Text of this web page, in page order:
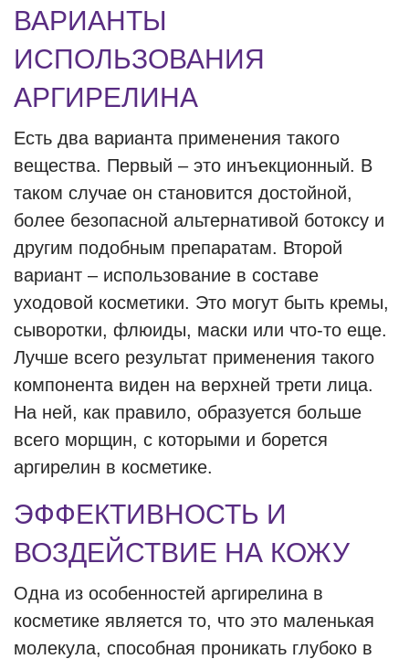
ВАРИАНТЫ
ИСПОЛЬЗОВАНИЯ
АРГИРЕЛИНА
Есть два варианта применения такого
вещества. Первый – это инъекционный. В
таком случае он становится достойной,
более безопасной альтернативой ботоксу и
другим подобным препаратам. Второй
вариант – использование в составе
уходовой косметики. Это могут быть кремы,
сыворотки, флюиды, маски или что-то еще.
Лучше всего результат применения такого
компонента виден на верхней трети лица.
На ней, как правило, образуется больше
всего морщин, с которыми и борется
аргирелин в косметике.
ЭФФЕКТИВНОСТЬ И
ВОЗДЕЙСТВИЕ НА КОЖУ
Одна из особенностей аргирелина в
косметике является то, что это маленькая
молекула, способная проникать глубоко в